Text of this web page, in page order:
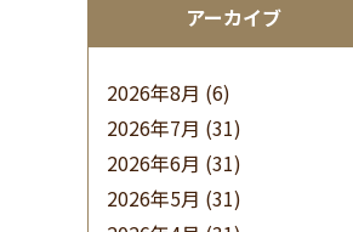
アーカイブ
2026年8月 (6)
2026年7月 (31)
2026年6月 (31)
2026年5月 (31)